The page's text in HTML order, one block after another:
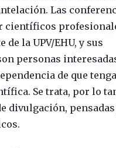
Las
científicos
la UPV/EHU, y sus
personas
de que
Se trata, por lo
divulgación,